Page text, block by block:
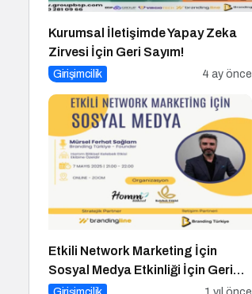
Kurumsal İletişimde Yapay Zeka
Zirvesi İçin Geri Sayım!
Girişimcilik 4 ay önce
Etkili Network Marketing İçin
Sosyal Medya Etkinliği İçin Geri
Sayım!